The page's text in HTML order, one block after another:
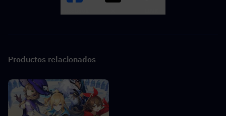
Productos relacionados